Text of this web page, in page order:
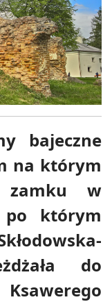
bajeczne
na którym
w
po którym
do